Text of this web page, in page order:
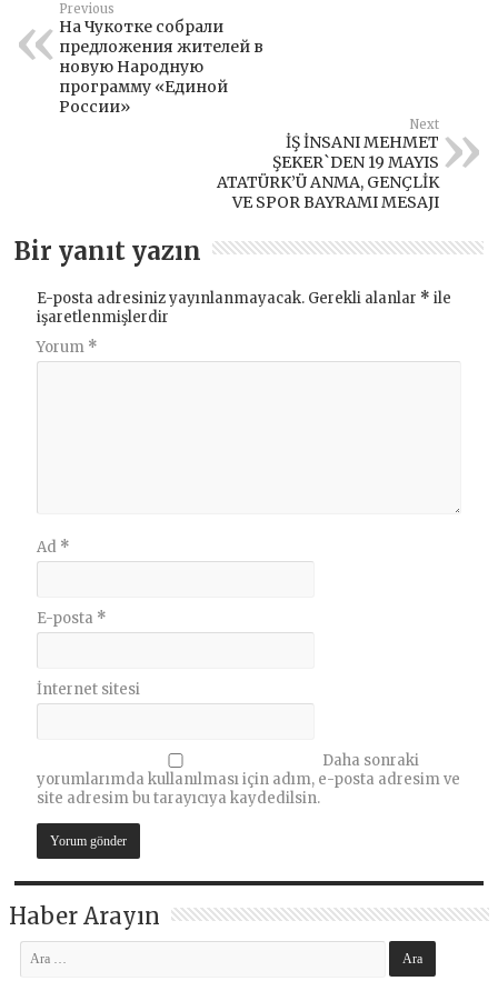
Previous
На Чукотке собрали
предложения жителей в
новую Народную
программу «Единой
России»
Next
İŞ İNSANI MEHMET
ŞEKER`DEN 19 MAYIS
ATATÜRK’Ü ANMA, GENÇLİK
VE SPOR BAYRAMI MESAJI
Bir yanıt yazın
E-posta adresiniz yayınlanmayacak. Gerekli alanlar * ile
işaretlenmişlerdir
Yorum *
Ad *
E-posta *
İnternet sitesi
Daha sonraki
yorumlarımda kullanılması için adım, e-posta adresim ve
site adresim bu tarayıcıya kaydedilsin.
Haber Arayın